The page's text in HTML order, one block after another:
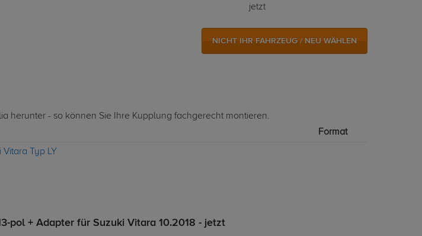
jetzt
NICHT IHR FAHRZEUG / NEU WÄHLEN
herunter - so können Sie Ihre Kupplung fachgerecht montieren.
Format
Typ LY
pol + Adapter für Suzuki Vitara 10.2018 - jetzt